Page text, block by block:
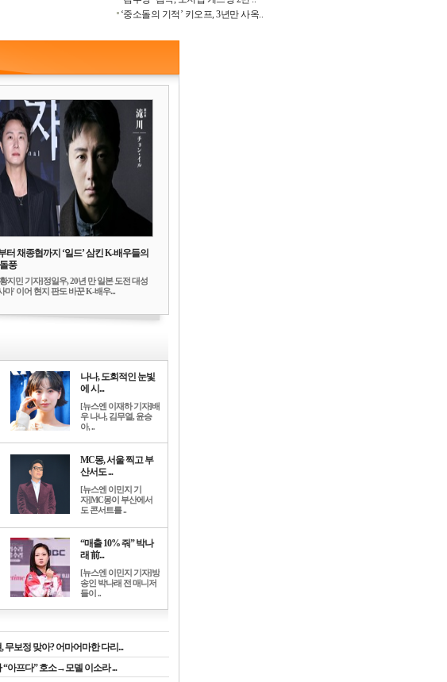
‘중소돌의 기적’ 키오프, 3년만 사옥..
터 채종협까지 ‘일드’ 삼킨 K-배우들의
풍
지민 기자]정일우, 20년 만 일본 도전 대성
' 이어 현지 판도 바꾼 K-배우...
나나, 도회적인 눈빛
에 시...
[뉴스엔 이재하 기자]배
우 나나, 김무열, 윤승
아, ..
MC몽, 서울 찍고 부
산서도 ...
[뉴스엔 이민지 기
자]MC몽이 부산에서
도 콘서트를 ..
“매출 10% 줘” 박나
래 前...
[뉴스엔 이민지 기자]방
송인 박나래 전 매니저
들이 ..
무보정 맞아? 어마어마한 다리...
“아프다” 호소→모델 이소라 ...